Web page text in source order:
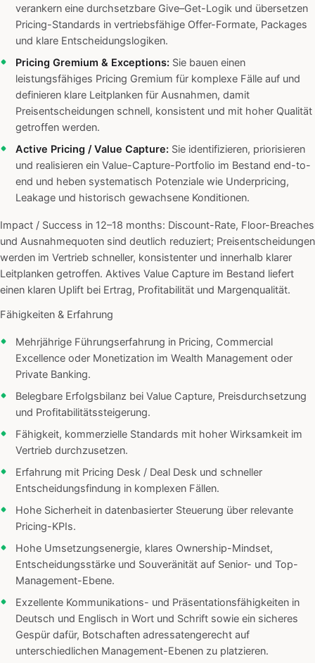
verankern eine durchsetzbare Give–Get-Logik und übersetzen
Pricing-Standards in vertriebsfähige Offer-Formate, Packages
und klare Entscheidungslogiken.
Pricing Gremium & Exceptions: Sie bauen einen
leistungsfähiges Pricing Gremium für komplexe Fälle auf und
definieren klare Leitplanken für Ausnahmen, damit
Preisentscheidungen schnell, konsistent und mit hoher Qualität
getroffen werden.
Active Pricing / Value Capture: Sie identifizieren, priorisieren
und realisieren ein Value-Capture-Portfolio im Bestand end-to-
end und heben systematisch Potenziale wie Underpricing,
Leakage und historisch gewachsene Konditionen.
Impact / Success in 12–18 months: Discount-Rate, Floor-Breaches
und Ausnahmequoten sind deutlich reduziert; Preisentscheidungen
werden im Vertrieb schneller, konsistenter und innerhalb klarer
Leitplanken getroffen. Aktives Value Capture im Bestand liefert
einen klaren Uplift bei Ertrag, Profitabilität und Margenqualität.
Fähigkeiten & Erfahrung
Mehrjährige Führungserfahrung in Pricing, Commercial
Excellence oder Monetization im Wealth Management oder
Private Banking.
Belegbare Erfolgsbilanz bei Value Capture, Preisdurchsetzung
und Profitabilitätssteigerung.
Fähigkeit, kommerzielle Standards mit hoher Wirksamkeit im
Vertrieb durchzusetzen.
Erfahrung mit Pricing Desk / Deal Desk und schneller
Entscheidungsfindung in komplexen Fällen.
Hohe Sicherheit in datenbasierter Steuerung über relevante
Pricing-KPIs.
Hohe Umsetzungsenergie, klares Ownership-Mindset,
Entscheidungsstärke und Souveränität auf Senior- und Top-
Management-Ebene.
Exzellente Kommunikations- und Präsentationsfähigkeiten in
Deutsch und Englisch in Wort und Schrift sowie ein sicheres
Gespür dafür, Botschaften adressatengerecht auf
unterschiedlichen Management-Ebenen zu platzieren.